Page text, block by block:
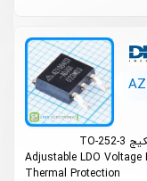
Adjustable LDO Voltage
Thermal Protection